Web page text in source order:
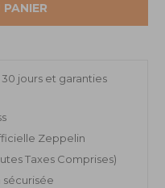
jours et garanties
Zeppelin
Taxes Comprises)
sécurisée